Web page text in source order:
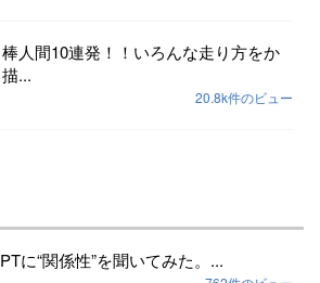
人間10連発！！いろんな走り方をか
...
20.8k件のビュー
に“関係性”を聞いてみた。...